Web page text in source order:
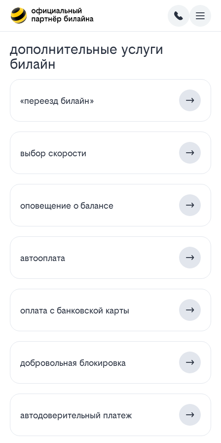
дополнительные услуги
билайн
«переезд билайн»
выбор скорости
оповещение о балансе
автооплата
оплата с банковской карты
добровольная блокировка
автодоверительный платеж